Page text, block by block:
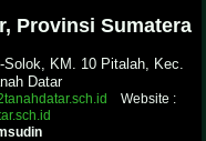
Provinsi Sumatera
KM. 10 Pitalah, Kec.
Datar
Website :